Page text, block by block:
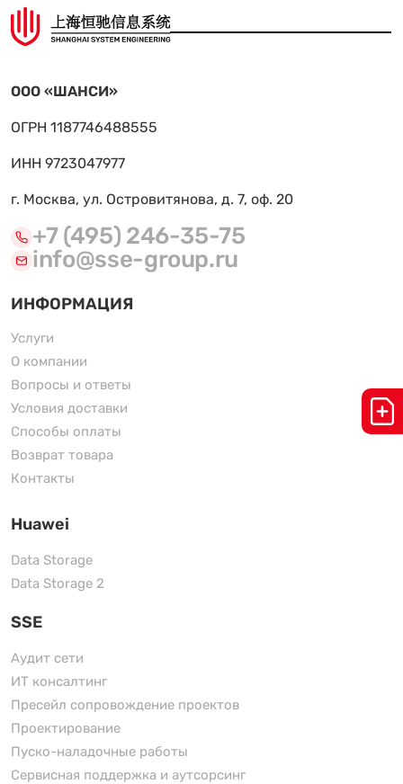
ООО «ШАНСИ»
ОГРН 1187746488555
ИНН 9723047977
г. Москва, ул. Островитянова, д. 7, оф. 20
+7 (495) 246-35-75
info@sse-group.ru
ИНФОРМАЦИЯ
Услуги
О компании
Вопросы и ответы
Условия доставки
Способы оплаты
Возврат товара
Контакты
Huawei
Data Storage
Data Storage 2
SSE
Аудит сети
ИТ консалтинг
Пресейл сопровождение проектов
Проектирование
Пуско-наладочные работы
Сервисная поддержка и аутсорсинг